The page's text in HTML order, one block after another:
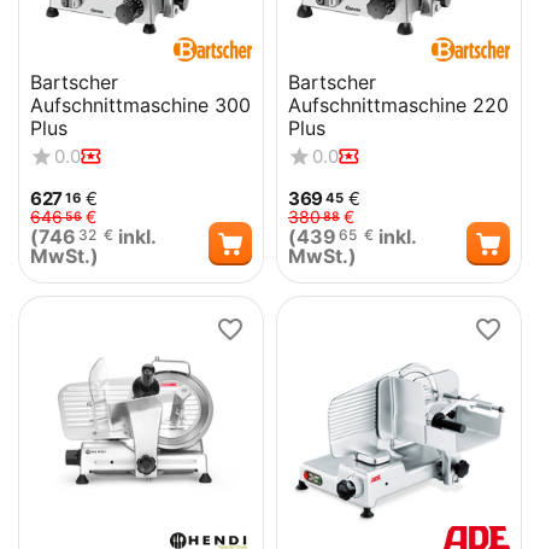
Bartscher
Aufschnittmaschine 300
Plus
0.0
62716 €
64656 €
(746 32 € inkl.
MwSt.)
Bartscher
Aufschnittmaschine 220
Plus
0.0
36945 €
38088 €
(439 65 € inkl.
MwSt.)